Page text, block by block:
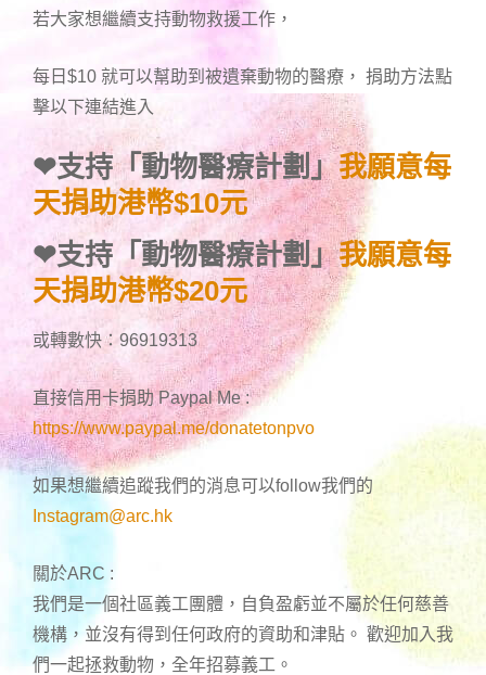
若大家想繼續支持動物救援工作，
每日$10 就可以幫助到被遺棄動物的醫療， 捐助方法點
擊以下連結進入
❤支持「動物醫療計劃」我願意每
天捐助港幣$10元
❤支持「動物醫療計劃」我願意每
天捐助港幣$20元
或轉數快：96919313
直接信用卡捐助 Paypal Me :
https://www.paypal.me/donatetonpvo
如果想繼續追蹤我們的消息可以follow我們的
Instagram@arc.hk
關於ARC :
我們是一個社區義工團體，自負盈虧並不屬於任何慈善
機構，並沒有得到任何政府的資助和津貼。 歡迎加入我
們一起拯救動物，全年招募義工。